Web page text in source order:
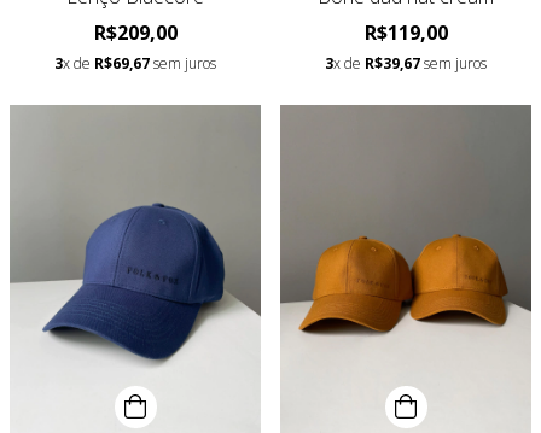
R$209,00
3x de R$69,67sem juros
R$119,00
3x de R$39,67sem juros